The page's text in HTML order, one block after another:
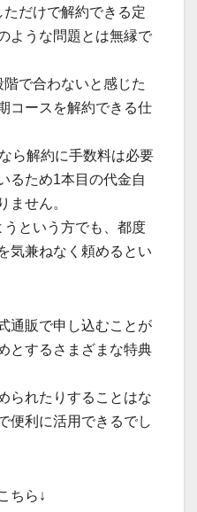
だけで解約できる定
ような問題とは無縁で
で合わないと感じた
コースを解約できる仕
ら解約に手数料は必要
るため1本目の代金自
ません。
という方でも、都度
気兼ねなく頼めるとい
通販で申し込むことが
とするさまざまな特典
られたりすることはな
便利に活用できるでし
ちら↓